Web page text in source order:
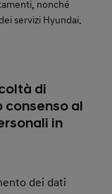
nonché
servizi Hyundai.
di
al
in
dei dati